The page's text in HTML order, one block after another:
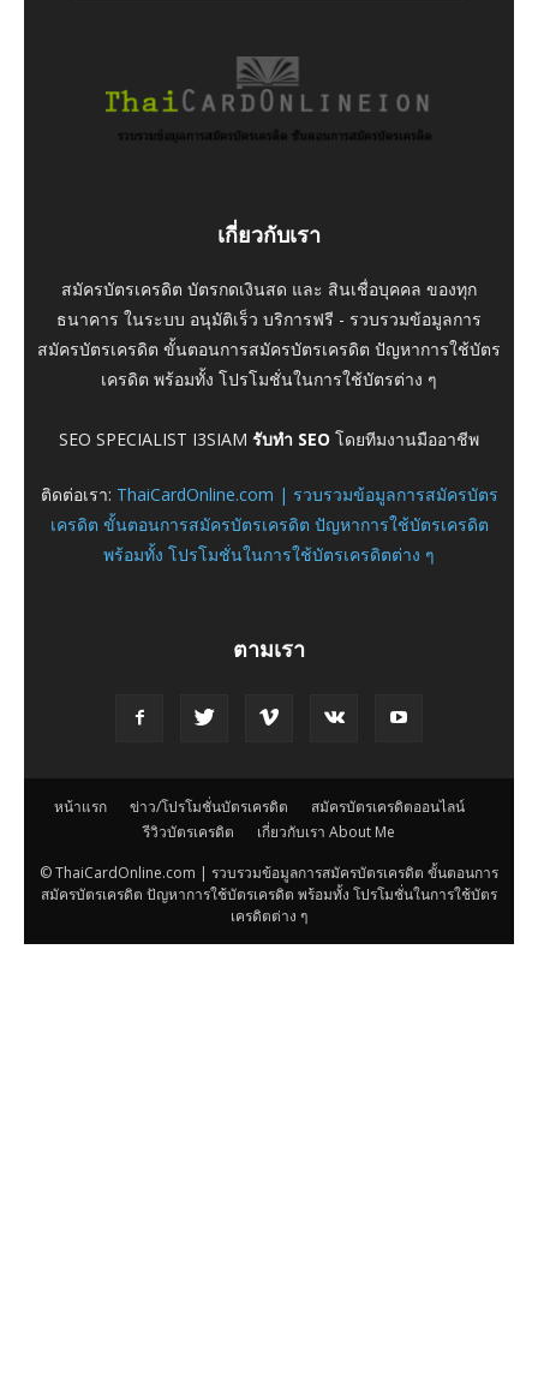
เกี่ยวกับเรา
สมัครบัตรเครดิต บัตรกดเงินสด และ สินเชื่อบุคคล ของทุก
ธนาคาร ในระบบ อนุมัติเร็ว บริการฟรี - รวบรวมข้อมูลการ
สมัครบัตรเครดิต ขั้นตอนการสมัครบัตรเครดิต ปัญหาการใช้บัตร
เครดิต พร้อมทั้ง โปรโมชั่นในการใช้บัตรต่าง ๆ
SEO SPECIALIST I3SIAM รับทำ SEO โดยทีมงานมืออาชีพ
ติดต่อเรา: ThaiCardOnline.com | รวบรวมข้อมูลการสมัครบัตร
เครดิต ขั้นตอนการสมัครบัตรเครดิต ปัญหาการใช้บัตรเครดิต
พร้อมทั้ง โปรโมชั่นในการใช้บัตรเครดิตต่าง ๆ
ตามเรา
หน้าแรก ข่าว/โปรโมชั่นบัตรเครดิต
สมัครบัตรเครดิตออนไลน์
รีวิวบัตรเครดิต
เกี่ยวกับเรา About Me
© ThaiCardOnline.com | รวบรวมข้อมูลการสมัครบัตรเครดิต ขั้นตอนการ
สมัครบัตรเครดิต ปัญหาการใช้บัตรเครดิต พร้อมทั้ง โปรโมชั่นในการใช้บัตร
เครดิตต่าง ๆ